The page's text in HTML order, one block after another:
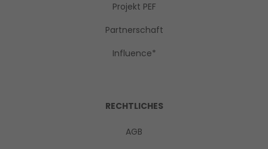
Projekt PEF
Partnerschaft
Influence*
RECHTLICHES
AGB